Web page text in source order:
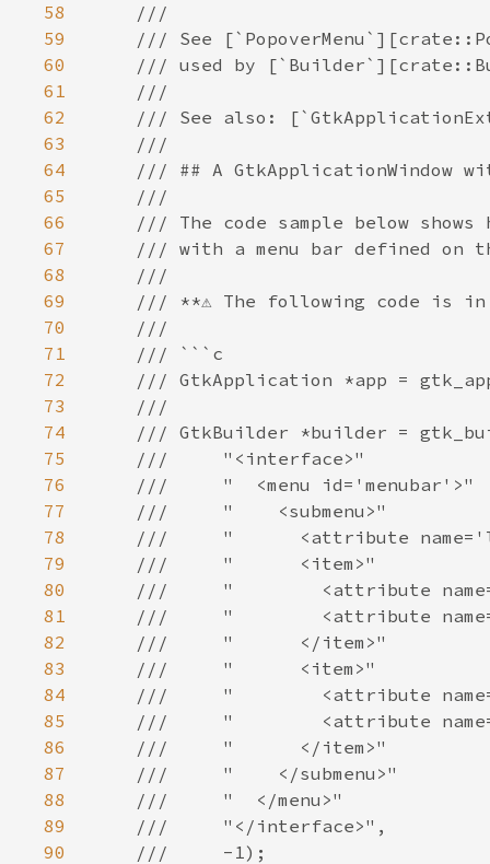
58
59
60
61
62
63
64
65
66
67
68
69
70
71
72
73
74
75
76
77
78
79
80
81
82
83
84
85
86
87
88
89
90